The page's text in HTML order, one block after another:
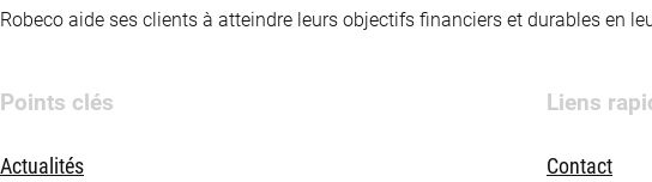
Robeco aide ses clients à atteindre leurs objectifs financiers et durables en
Points clés
Actualités
Liens
Contact